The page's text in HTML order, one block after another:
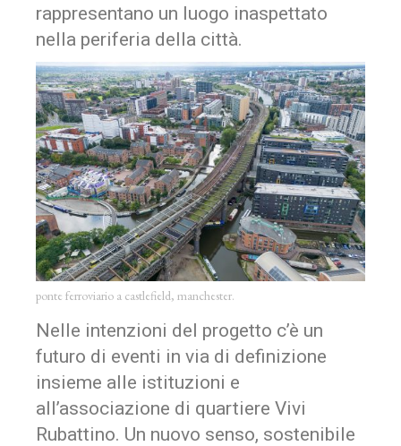
rappresentano un luogo inaspettato
nella periferia della città.
ponte ferroviario a castlefield, manchester.
Nelle intenzioni del progetto c’è un
futuro di eventi in via di definizione
insieme alle istituzioni e
all’associazione di quartiere Vivi
Rubattino. Un nuovo senso, sostenibile